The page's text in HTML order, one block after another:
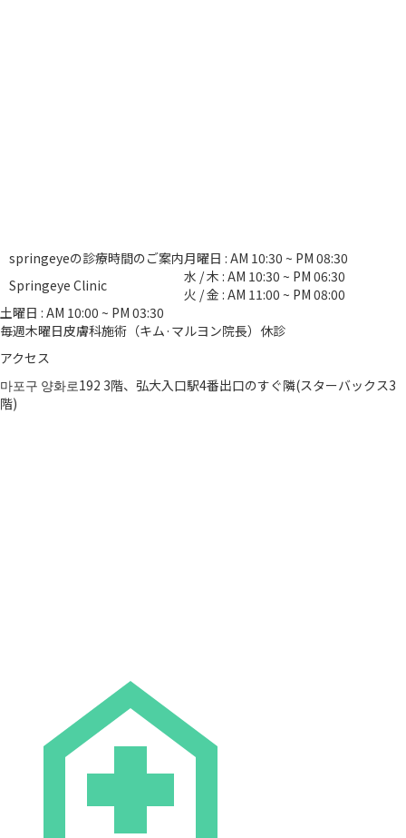
springeyeの診療時間のご案内
Springeye Clinic
月曜日 : AM 10:30 ~ PM 08:30
水 / 木 : AM 10:30 ~ PM 06:30
火 / 金 : AM 11:00 ~ PM 08:00
土曜日 : AM 10:00 ~ PM 03:30
毎週木曜日皮膚科施術（キム·マルヨン院長）休診
アクセス
마포구 양화로192 3階、弘大入口駅4番出口のすぐ隣(スターバックス3
階)